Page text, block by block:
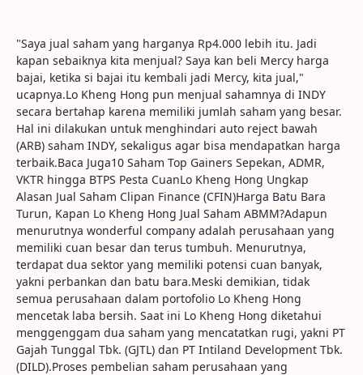
"Saya jual saham yang harganya Rp4.000 lebih itu. Jadi
kapan sebaiknya kita menjual? Saya kan beli Mercy harga
bajai, ketika si bajai itu kembali jadi Mercy, kita jual,"
ucapnya.Lo Kheng Hong pun menjual sahamnya di INDY
secara bertahap karena memiliki jumlah saham yang besar.
Hal ini dilakukan untuk menghindari auto reject bawah
(ARB) saham INDY, sekaligus agar bisa mendapatkan harga
terbaik.Baca Juga10 Saham Top Gainers Sepekan, ADMR,
VKTR hingga BTPS Pesta CuanLo Kheng Hong Ungkap
Alasan Jual Saham Clipan Finance (CFIN)Harga Batu Bara
Turun, Kapan Lo Kheng Hong Jual Saham ABMM?Adapun
menurutnya wonderful company adalah perusahaan yang
memiliki cuan besar dan terus tumbuh. Menurutnya,
terdapat dua sektor yang memiliki potensi cuan banyak,
yakni perbankan dan batu bara.Meski demikian, tidak
semua perusahaan dalam portofolio Lo Kheng Hong
mencetak laba bersih. Saat ini Lo Kheng Hong diketahui
menggenggam dua saham yang mencatatkan rugi, yakni PT
Gajah Tunggal Tbk. (GJTL) dan PT Intiland Development Tbk.
(DILD).Proses pembelian saham perusahaan yang